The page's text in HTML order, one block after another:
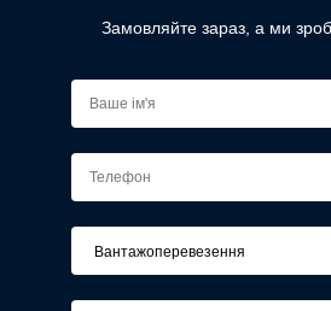
Замовляйте зараз, а ми